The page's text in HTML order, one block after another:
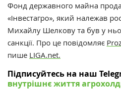
Фонд державного майна
«Інвестагро», який належав
Михайлу Шелкову та був у
санкції. Про це повідомляє
пише LIGA.net.
Підписуйтесь на наш
внутрішнє життя